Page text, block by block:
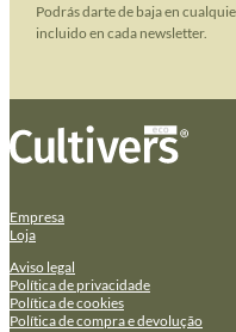
Podrás darte de baja en
incluido en cada newsletter.
Empresa
Loja
Aviso legal
Política de privacidade
Política de cookies
Política de compra e devolução